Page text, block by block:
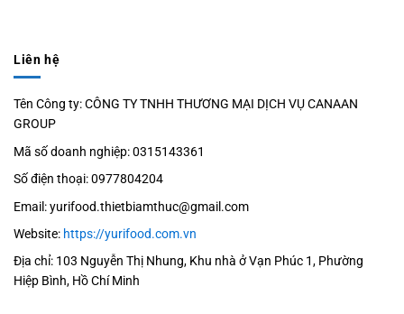
Liên hệ
Tên Công ty: CÔNG TY TNHH THƯƠNG MẠI DỊCH VỤ CANAAN
GROUP
Mã số doanh nghiệp: 0315143361
Số điện thoại: 0977804204
Email: yurifood.thietbiamthuc@gmail.com
Website: https://yurifood.com.vn
Địa chỉ: 103 Nguyễn Thị Nhung, Khu nhà ở Vạn Phúc 1, Phường
Hiệp Bình, Hồ Chí Minh